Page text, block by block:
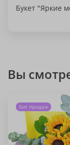
Букет "Яркие
Вы
Хит продаж